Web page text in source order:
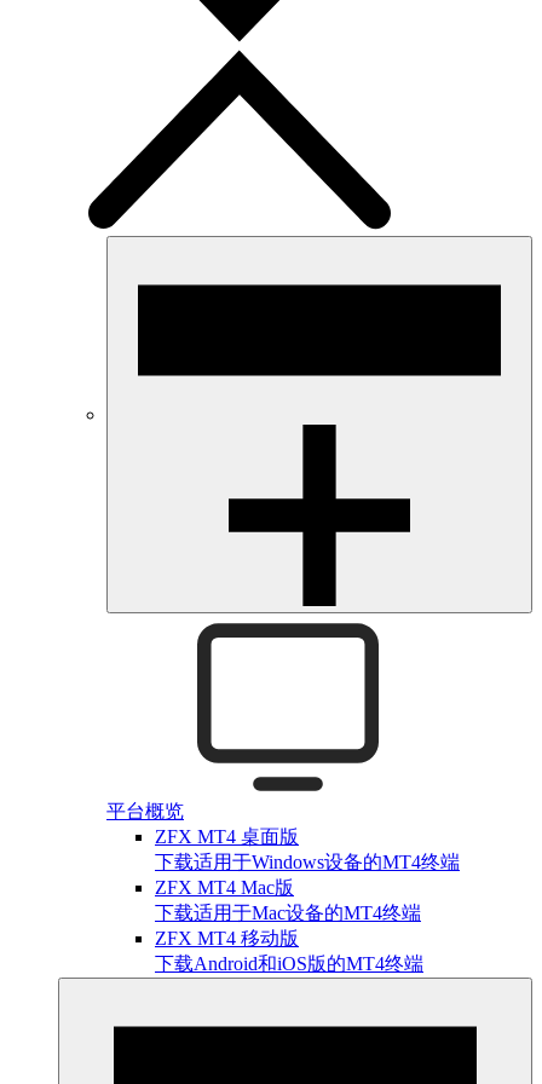
平台概览
ZFX MT4 桌面版
下载适用于Windows设备的MT4终端
ZFX MT4 Mac版
下载适用于Mac设备的MT4终端
ZFX MT4 移动版
下载Android和iOS版的MT4终端